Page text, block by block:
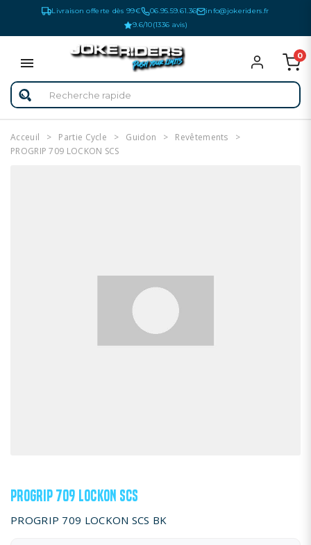
Livraison offerte dès 99€ 06.95.59.61.36
info@jokeriders.fr
9.6/10(1336 avis)
0
Acceuil Partie Cycle Guidon
Revêtements
PROGRIP 709 LOCKON SCS
PROGRIP 709 LOCKON SCS
PROGRIP 709 LOCKON SCS BK